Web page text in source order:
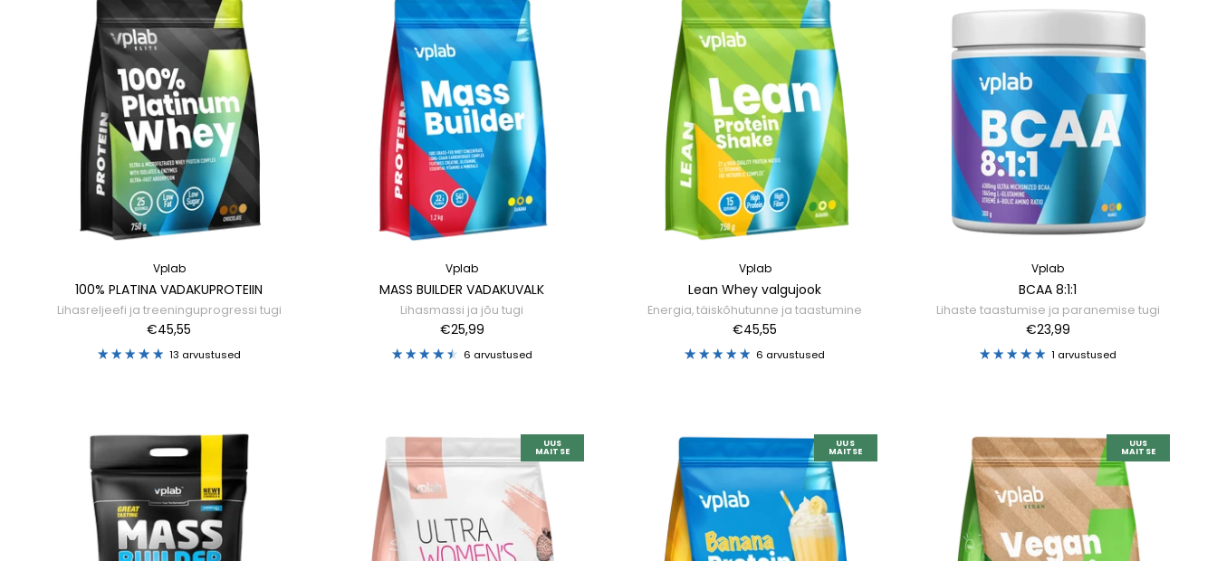
Vplab
100% PLATINA VADAKUPROTEIIN
Lihasreljeefi ja treeninguprogressi tugi
€45,55
13 arvustused
Vplab
MASS BUILDER VADAKUVALK
Lihasmassi ja jõu tugi
€25,99
6 arvustused
Vplab
Lean Whey valgujook
Energia, täiskõhutunne ja taastumine
€45,55
6 arvustused
Vplab
BCAA 8:1:1
Lihaste taastumise ja paranemise tugi
€23,99
1 arvustused
UUS
MAITSE
UUS
MAITSE
UUS
MAITSE